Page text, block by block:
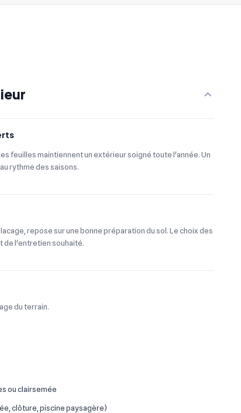
feuilles maintiennent un extérieur soigné toute l'année. Un
rythme des saisons.
repose sur une bonne préparation du sol. Le choix des
de l'entretien souhaité.
du terrain.
ou clairsemée
clôture, piscine paysagère)